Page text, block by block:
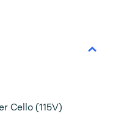
Cello (115V)